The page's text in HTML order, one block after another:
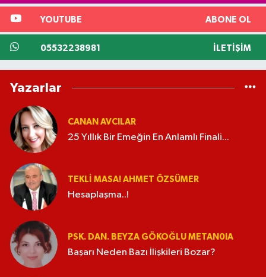
YOUTUBE ABONE OL
05532238981 İLETIŞIM
Yazarlar
CANAN AVCILAR
25 Yıllık Bir Emeğin En Anlamlı Finali...
TEKLI MASA! AHMET ÖZSÜMER
Hesaplaşma..!
PSK. DAN. BEYZA GÖKOĞLU METAN0IA
Başarı Neden Bazı İlişkileri Bozar?